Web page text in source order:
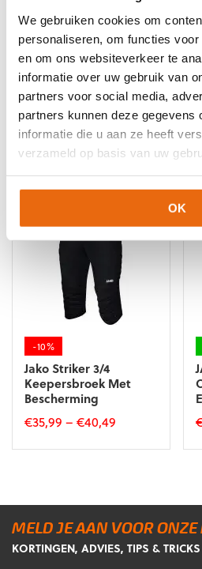
We gebruiken cookies om
personaliseren, om functies
en om ons websiteverkeer te
informatie over uw gebruik van
partners voor social media,
partners kunnen deze gegevens
informatie die u aan ze heeft
verzameld op basis van uw
OK
-10%
Stanno High Impact
Keeperssokken Zwart
€18,99 Oorspronkelijke
prijs
was:
€18,99.
€17,10Huidige
prijs
is:
€17,10.
Dit
product
heeft
meerdere
Deze
optie
gekozen
worden
de
productpagina
-10%
Jako Striker 3/4
Keepersbroek Met
Bescherming
€35,99 – €40,49
Dit
Deze
optie
MELD JE AAN VOOR
KORTINGEN, ADVIES, TIPS &